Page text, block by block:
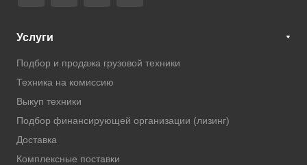
Услуги
Подбор и продажа грузовой техники
Техника на комиссию
Выкуп техники
Подбор финансирующей организации (лизинг)
Доставка
Комплексные поставки